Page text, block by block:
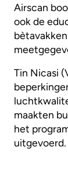
Airscan
ook de
Tin Nicasi
maakten
het
uitgevoerd.